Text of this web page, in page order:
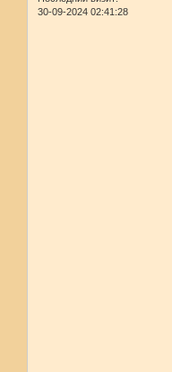
30-09-2024 02:41:28